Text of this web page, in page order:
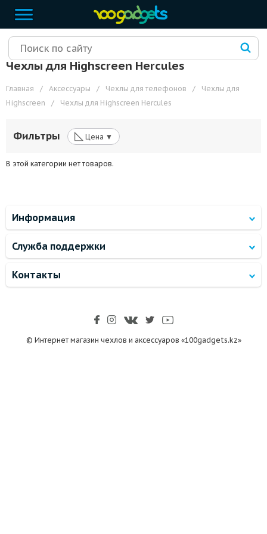
Чехлы для Highscreen Hercules
Главная / Аксессуары / Чехлы для телефонов /
Чехлы для
Highscreen
/ Чехлы для Highscreen Hercules
Фильтры ◺ Цена ▼
В этой категории нет товаров.
Информация
Служба поддержки
Контакты
© Интернет магазин чехлов и аксессуаров «100gadgets.kz»